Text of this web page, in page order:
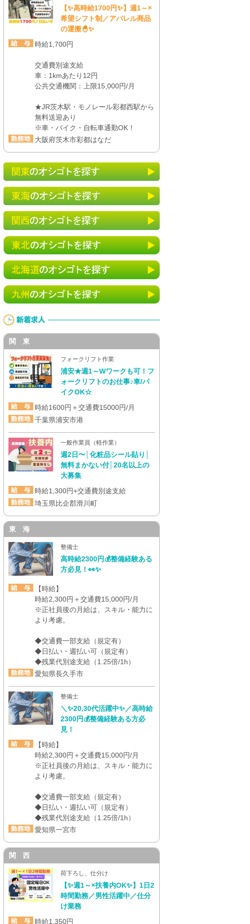
【✨高時給1700円✨】週1～×
希望シフト制／アパレル商品
の運搬🐣✨
時給1,700円
交通費別途支給
車：1kmあたり12円
公共交通機関：上限15,000円/月
★JR茨木駅・モノレール彩都西駅から
無料送迎あり
※車・バイク・自転車通勤OK！
大阪府茨木市彩都はなだ
関 東
フォークリフト作業
浦安★週1～Wワークも可！フ
ォークリフトのお仕事♪車/バ
イクOK☆
時給1600円＋交通費15000円/月
千葉県浦安市港
一般作業員（軽作業）
週2日〜│化粧品シール貼り│
無料まかない付│20名以上の
大募集
時給1,300円+交通費別途支給
埼玉県比企郡滑川町
東 海
整備士
高時給2300円💰整備経験ある
方必見！👀✨
【時給】
時給2,300円＋交通費15,000円/月
※正社員後の月給は、スキル・能力に
より考慮。
◆交通費一部支給（規定有）
◆日払い・週払い可（規定有）
◆残業代別途支給（1.25倍/1h）
愛知県長久手市
整備士
＼✨20,30代活躍中✨／高時給
2300円💰整備経験ある方必
見！
【時給】
時給2,300円＋交通費15,000円/月
※正社員後の月給は、スキル・能力に
より考慮。
◆交通費一部支給（規定有）
◆日払い・週払い可（規定有）
◆残業代別途支給（1.25倍/1h）
愛知県一宮市
関 西
荷下ろし、仕分け
【✨週1～×扶養内OK✨】1日2
時間勤務／男性活躍中／仕分
け業務
時給1,350円